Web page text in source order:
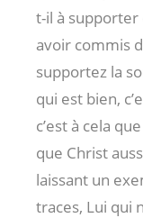
t-il à
avoir commis
supportez la
qui est bien,
c’est à cela
que Christ
laissant un
traces, Lui qui